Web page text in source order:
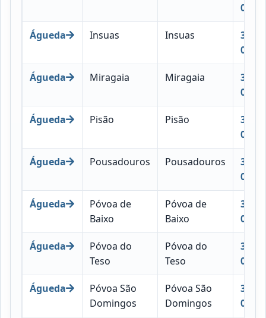
053
Águeda Insuas Insuas
3750-
054
Águeda Miragaia Miragaia
3750-
055
Águeda Pisão Pisão
3750-
056
Águeda Pousadouros Pousadouros
3750-
057
Águeda
Póvoa de
Baixo
Póvoa de
Baixo
3750-
058
Águeda
Póvoa do
Teso
Póvoa do
Teso
3750-
059
Águeda
Póvoa São
Domingos
Póvoa São
Domingos
3750-
060